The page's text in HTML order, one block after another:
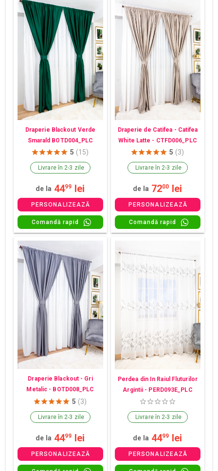
Draperie Blackout Verde
Smarald BOTD004_PLC
5 (15)
Livrare în 2-3 zile
de la 4499 lei
PERSONALIZEAZĂ
Comandă rapid
Draperie de Catifea - Catifea
White Latte - CTFD006_PLC
5 (3)
Livrare în 2-3 zile
de la 7200 lei
PERSONALIZEAZĂ
Comandă rapid
Draperie Blackout - Gri
Metalic - BOTD008_PLC
5 (3)
Livrare în 2-3 zile
de la 4499 lei
PERSONALIZEAZĂ
Perdea din In Raiul Fluturilor
Argintii - PERD093E_PLC
Livrare în 2-3 zile
de la 4499 lei
PERSONALIZEAZĂ